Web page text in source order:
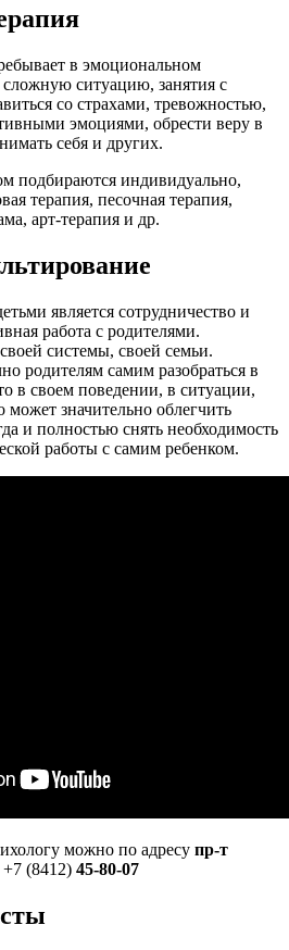
в эмоциональном
ситуацию, занятия с
со страхами, тревожностью,
эмоциями, обрести веру в
себя и других.
подбираются индивидуально,
терапия, песочная терапия,
арт-терапия и др.
является сотрудничество и
работа с родителями.
системы, своей семьи.
родителям самим разобраться в
в своем поведении, в ситуации,
значительно облегчить
и полностью снять необходимость
работы с самим ребенком.
можно по адресу пр-т
(8412) 45-80-07